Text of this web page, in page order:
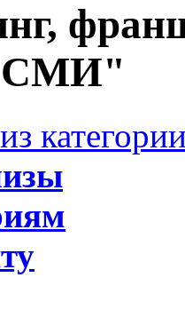
СМИ"